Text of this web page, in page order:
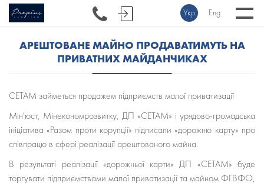
Укр Eng
АРЕШТОВАНЕ МАЙНО ПРОДАВАТИМУТЬ НА
ПРИВАТНИХ МАЙДАНЧИКАХ
СЕТАМ займеться продажем підприємств малої приватизації
Мін'юст, Мінекономрозвитку, ДП «СЕТАМ» і урядово-громадська
ініціатива «Разом проти корупції» підписали «дорожню карту» про
співпрацю в сфері реалізації арештованого майна.
В результаті реалізації «дорожньої карти» ДП «СЕТАМ» буде
торгувати підприємствами малої приватизації та майном ФГВФО,